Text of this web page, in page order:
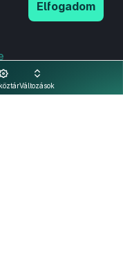
Változások
Elfogadom